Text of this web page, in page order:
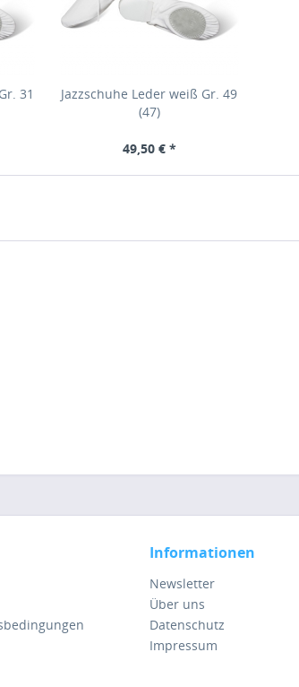
31
Jazzschuhe Leder weiß Gr. 49
(47)
49,50 € *
Informationen
Newsletter
Über uns
Datenschutz
Impressum